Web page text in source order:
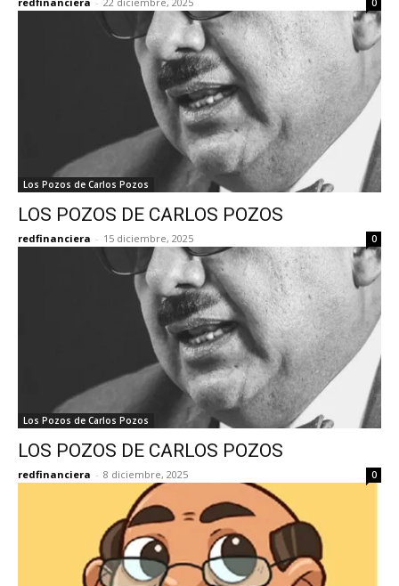
0
Los Pozos de Carlos Pozos
LOS POZOS DE CARLOS POZOS
redfinanciera - 15 diciembre, 2025 0
Los Pozos de Carlos Pozos
LOS POZOS DE CARLOS POZOS
redfinanciera - 8 diciembre, 2025 0